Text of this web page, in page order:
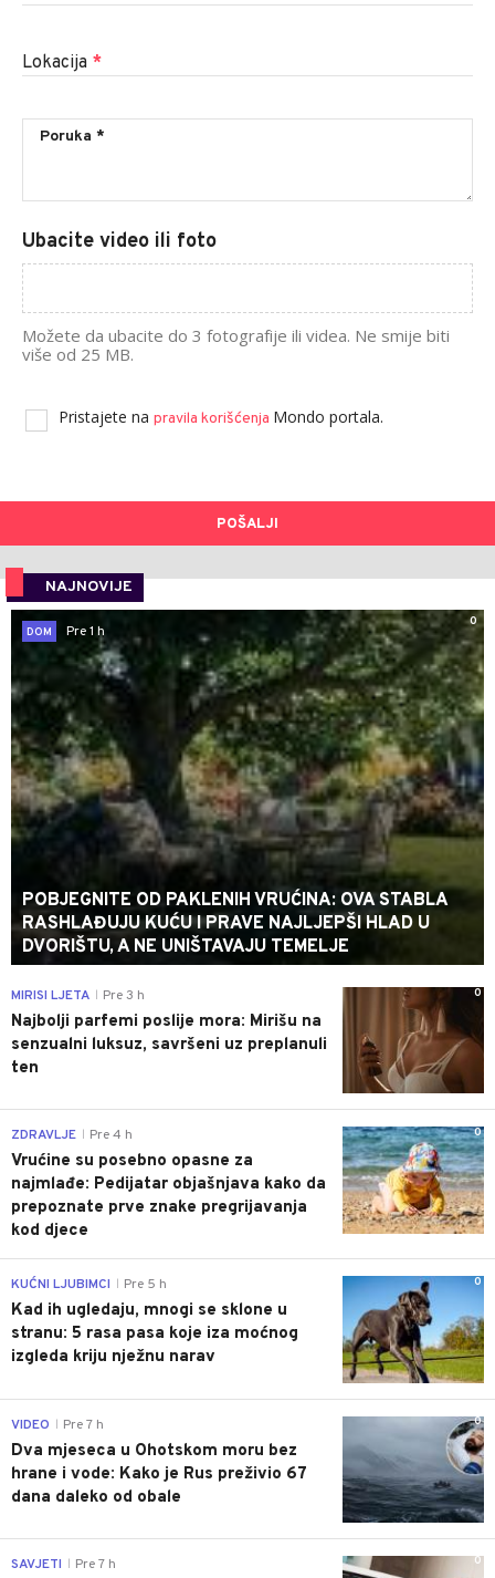
Lokacija *
Ubacite video ili foto
Možete da ubacite do 3 fotografije ili videa. Ne smije biti
više od 25 MB.
Pristajete na pravila korišćenja Mondo portala.
POŠALJI
NAJNOVIJE
0
DOM
Pre 1 h
POBJEGNITE OD PAKLENIH VRUĆINA: OVA STABLA
RASHLAĐUJU KUĆU I PRAVE NAJLJEPŠI HLAD U
DVORIŠTU, A NE UNIŠTAVAJU TEMELJE
0
MIRISI LJETA Pre 3 h
Najbolji parfemi poslije mora: Mirišu na
senzualni luksuz, savršeni uz preplanuli
ten
0
ZDRAVLJE Pre 4 h
Vrućine su posebno opasne za
najmlađe: Pedijatar objašnjava kako da
prepoznate prve znake pregrijavanja
kod djece
0
KUĆNI LJUBIMCI Pre 5 h
Kad ih ugledaju, mnogi se sklone u
stranu: 5 rasa pasa koje iza moćnog
izgleda kriju nježnu narav
0
VIDEO Pre 7 h
Dva mjeseca u Ohotskom moru bez
hrane i vode: Kako je Rus preživio 67
dana daleko od obale
0
SAVJETI Pre 7 h